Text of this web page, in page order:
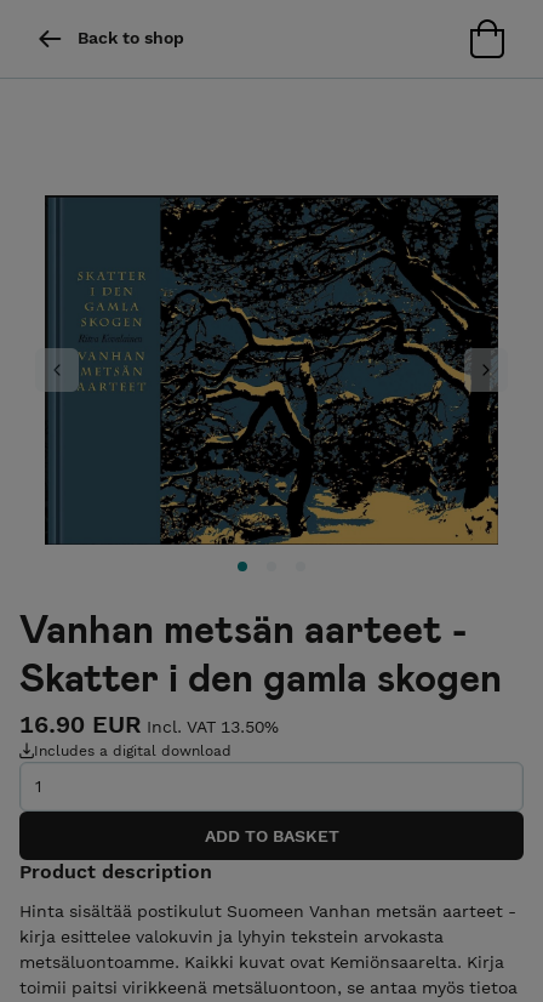
Back to shop
Previous Next
Vanhan metsän aarteet -
Skatter i den gamla skogen
16.90 EUR Incl. VAT 13.50%
Includes a digital download
Product description
Hinta sisältää postikulut Suomeen Vanhan metsän aarteet -
kirja esittelee valokuvin ja lyhyin tekstein arvokasta
metsäluontoamme. Kaikki kuvat ovat Kemiönsaarelta. Kirja
toimii paitsi virikkeenä metsäluontoon, se antaa myös tietoa